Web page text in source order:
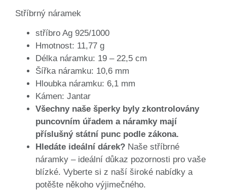
Stříbrný náramek
stříbro Ag 925/1000
Hmotnost: 11,77 g
Délka náramku: 19 – 22,5 cm
Šířka náramku: 10,6 mm
Hloubka náramku: 6,1 mm
Kámen: Jantar
Všechny naše šperky byly zkontrolovány
puncovním úřadem a náramky mají
příslušný státní punc podle zákona.
Hledáte ideální dárek? Naše stříbrné
náramky – ideální důkaz pozornosti pro vaše
blízké. Vyberte si z naší široké nabídky a
potěšte někoho výjimečného.